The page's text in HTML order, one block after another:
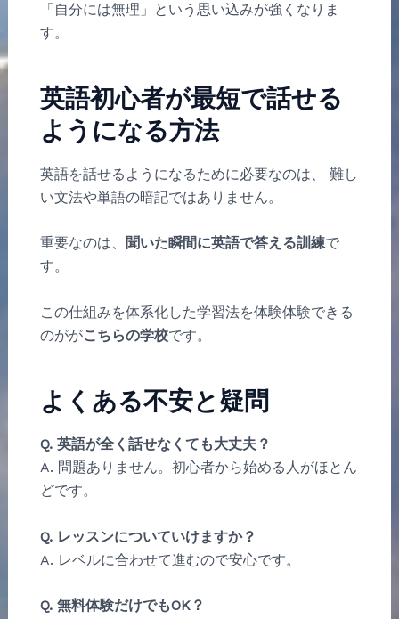
「自分には無理」という思い込みが強くなりま
す。
英語初心者が最短で話せる
ようになる方法
英語を話せるようになるために必要なのは、 難し
い文法や単語の暗記ではありません。
重要なのは、 聞いた瞬間に英語で答える訓練で
す。
この仕組みを体系化した学習法を体験体験できる
のががこちらの学校です。
よくある不安と疑問
Q. 英語が全く話せなくても大丈夫？
A. 問題ありません。初心者から始める人がほとん
どです。
Q. レッスンについていけますか？
A. レベルに合わせて進むので安心です。
Q. 無料体験だけでもOK？